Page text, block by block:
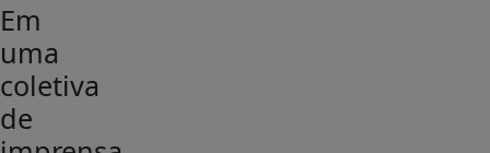
Em
uma
coletiva
de